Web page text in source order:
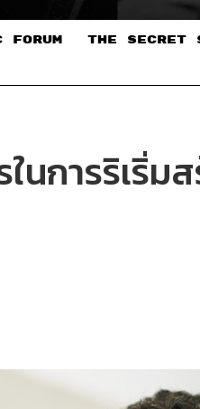
FORUM THE SECRET
การริเริ่ม